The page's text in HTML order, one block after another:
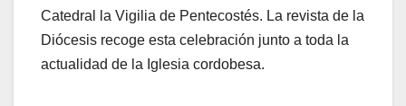
Catedral la Vigilia de Pentecostés. La revista de la
Diócesis recoge esta celebración junto a toda la
actualidad de la Iglesia cordobesa.